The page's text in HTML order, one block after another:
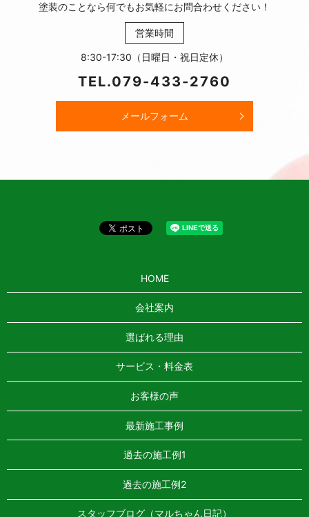
塗装のことなら何でもお気軽にお問合わせください！
営業時間
8:30-17:30（日曜日・祝日定休）
TEL.079-433-2760
メールフォーム
HOME
会社案内
選ばれる理由
サービス・料金表
お客様の声
最新施工事例
過去の施工例1
過去の施工例2
スタッフブログ（マルちゃん日記）